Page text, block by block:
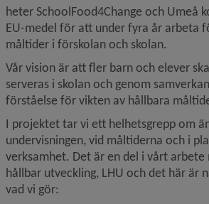
heter SchoolFood4Change och Umeå
EU-medel för att under fyra år arbeta
måltider i förskolan och skolan.
Vår vision är att fler barn och elever
serveras i skolan och genom
förståelse för vikten av hållbara
I projektet tar vi ett helhetsgrepp om
undervisningen, vid måltiderna och i
verksamhet. Det är en del i vårt
hållbar utveckling, LHU och det här är
vad vi gör: